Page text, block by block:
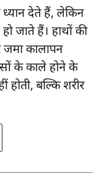
ध्यान देते हैं, लेकिन
जाते हैं। हाथों की
जमा कालापन
के काले होने के
बल्कि शरीर